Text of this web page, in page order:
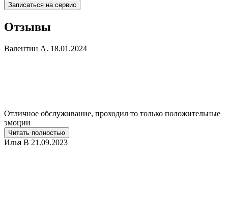
Записаться на сервис
Отзывы
Валентин А. 18.01.2024
Отличное обслуживание, проходил то только положительные
эмоции
Читать полностью
Илья В 21.09.2023